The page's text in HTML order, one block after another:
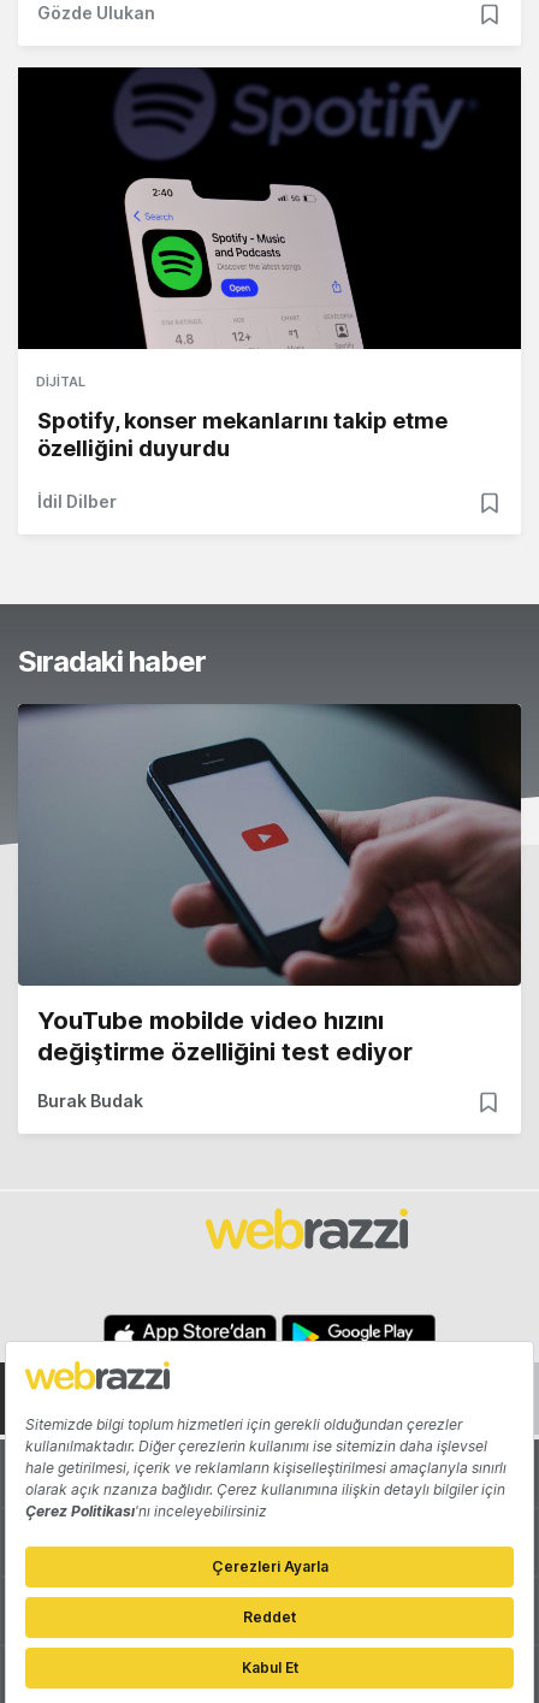
Gözde Ulukan
DIJITAL
Spotify, konser mekanlarını takip etme
özelliğini duyurdu
İdil Dilber
Sıradaki haber
YouTube mobilde video hızını
değiştirme özelliğini test ediyor
Burak Budak
Hakkında Yazarlar
Katkıda Bulun Reklam